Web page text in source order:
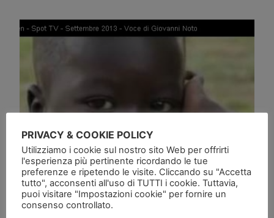
PRIVACY & COOKIE POLICY
Utilizziamo i cookie sul nostro sito Web per offrirti
l'esperienza più pertinente ricordando le tue
preferenze e ripetendo le visite. Cliccando su "Accetta
tutto", acconsenti all'uso di TUTTI i cookie. Tuttavia,
puoi visitare "Impostazioni cookie" per fornire un
consenso controllato.